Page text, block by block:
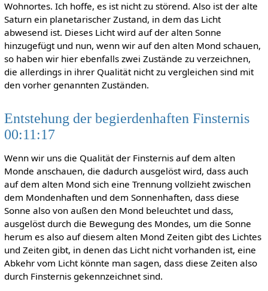
Wohnortes. Ich hoffe, es ist nicht zu störend. Also ist der alte
Saturn ein planetarischer Zustand, in dem das Licht
abwesend ist. Dieses Licht wird auf der alten Sonne
hinzugefügt und nun, wenn wir auf den alten Mond schauen,
so haben wir hier ebenfalls zwei Zustände zu verzeichnen,
die allerdings in ihrer Qualität nicht zu vergleichen sind mit
den vorher genannten Zuständen.
Entstehung der begierdenhaften Finsternis
00:11:17
Wenn wir uns die Qualität der Finsternis auf dem alten
Monde anschauen, die dadurch ausgelöst wird, dass auch
auf dem alten Mond sich eine Trennung vollzieht zwischen
dem Mondenhaften und dem Sonnenhaften, dass diese
Sonne also von außen den Mond beleuchtet und dass,
ausgelöst durch die Bewegung des Mondes, um die Sonne
herum es also auf diesem alten Mond Zeiten gibt des Lichtes
und Zeiten gibt, in denen das Licht nicht vorhanden ist, eine
Abkehr vom Licht könnte man sagen, dass diese Zeiten also
durch Finsternis gekennzeichnet sind.